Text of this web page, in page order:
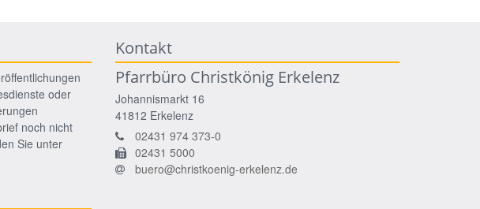
oder
noch nicht
Sie unter
Kontakt
Pfarrbüro Christkönig Erkelenz
Johannismarkt 16
41812 Erkelenz
02431 974 373-0
02431 5000
buero@christkoenig-erkelenz.de